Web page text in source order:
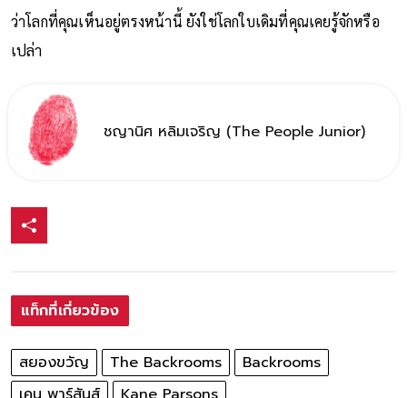
อยู่ในพื้นที่ว่างเปล่าที่ควรจะมีผู้คน ลองสังเกตให้ดี
ว่าโลกที่คุณเห็นอยู่ตรงหน้านี้ ยังใช่โลกใบเดิมที่คุณเคยรู้จักหรือ
สยองขวัญ The Backrooms